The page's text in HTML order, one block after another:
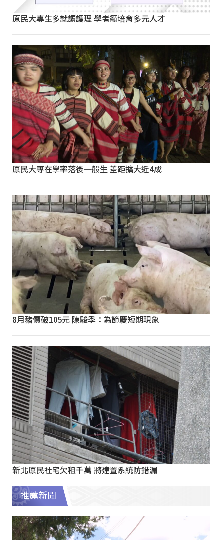
原民大專生多就讀護理 學者籲培育多元人才
原民大專在學率落後一般生 差距擴大近4成
8月豬價破105元 陳駿季：為節慶短期現象
新北原民社宅欠租千萬 將建置系統防錯漏
推薦新聞